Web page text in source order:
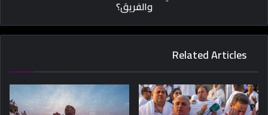
والفريق؟
Related Articles